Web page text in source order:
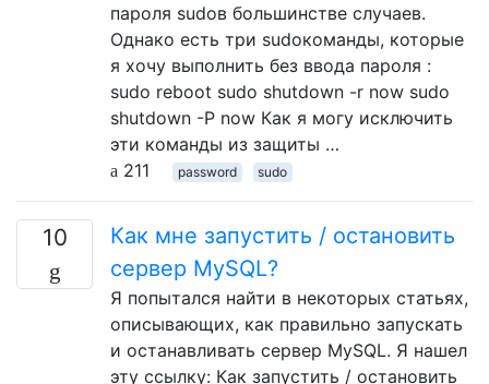
пароля sudoв большинстве случаев.
Однако есть три sudoкоманды, которые
я хочу выполнить без ввода пароля :
sudo reboot sudo shutdown -r now sudo
shutdown -P now Как я могу исключить
эти команды из защиты …
211
password sudo
10
Как мне запустить / остановить
сервер MySQL?
Я попытался найти в некоторых статьях,
описывающих, как правильно запускать
и останавливать сервер MySQL. Я нашел
эту ссылку: Как запустить / остановить